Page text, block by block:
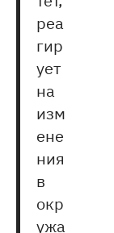
реа
гир
ует
на
изм
ене
ния
в
окр
ужа